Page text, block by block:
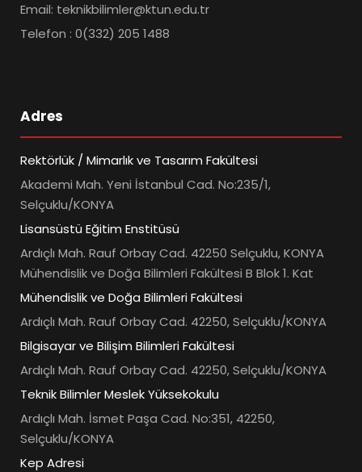
Email: teknikbilimler@ktun.edu.tr
Telefon : 0(332) 205 1488
Adres
Rektörlük / Mimarlık ve Tasarım Fakültesi
Akademi Mah. Yeni İstanbul Cad. No:235/1,
Selçuklu/KONYA
Lisansüstü Eğitim Enstitüsü
Ardıçlı Mah. Rauf Orbay Cad. 42250 Selçuklu, KONYA
Mühendislik ve Doğa Bilimleri Fakültesi B Blok 1. Kat
Mühendislik ve Doğa Bilimleri Fakültesi
Ardıçlı Mah. Rauf Orbay Cad. 42250, Selçuklu/KONYA
Bilgisayar ve Bilişim Bilimleri Fakültesi
Ardıçlı Mah. Rauf Orbay Cad. 42250, Selçuklu/KONYA
Teknik Bilimler Meslek Yüksekokulu
Ardıçlı Mah. İsmet Paşa Cad. No:351, 42250,
Selçuklu/KONYA
Kep Adresi